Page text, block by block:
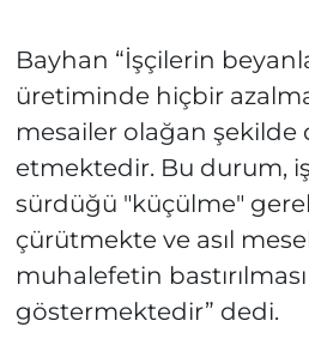
Bayhan “İşçilerin
üretiminde hiçbir
mesailer olağan şekilde
etmektedir. Bu durum,
sürdüğü "küçülme"
çürütmekte ve asıl
muhalefetin
göstermektedir” dedi.